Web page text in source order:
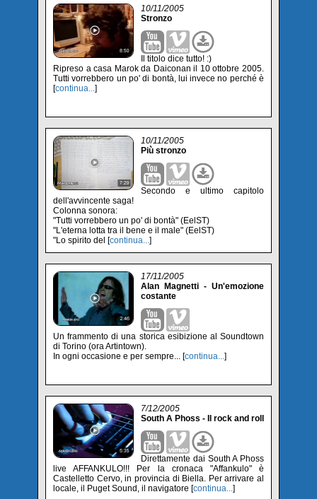
10/11/2005
Stronzo
Il titolo dice tutto! :)
Ripreso a casa Marok da Daiconan il 10 ottobre 2005.
Tutti vorrebbero un po' di bontà, lui invece no perché è
[continua...]
10/11/2005
Più stronzo
Secondo e ultimo capitolo
dell'avvincente saga!
Colonna sonora:
"Tutti vorrebbero un po' di bontà" (EelST)
"L'eterna lotta tra il bene e il male" (EelST)
"Lo spirito del [continua...]
17/11/2005
Alan Magnetti - Un'emozione
costante
Un frammento di una storica esibizione al Soundtown
di Torino (ora Artintown).
In ogni occasione e per sempre... [continua...]
7/12/2005
South A Phoss - Il rock and roll
Direttamente dai South A Phoss
live AFFANKULO!!! Per la cronaca "Affankulo" è
Castelletto Cervo, in provincia di Biella. Per arrivare al
locale, il Puget Sound, il navigatore [continua...]